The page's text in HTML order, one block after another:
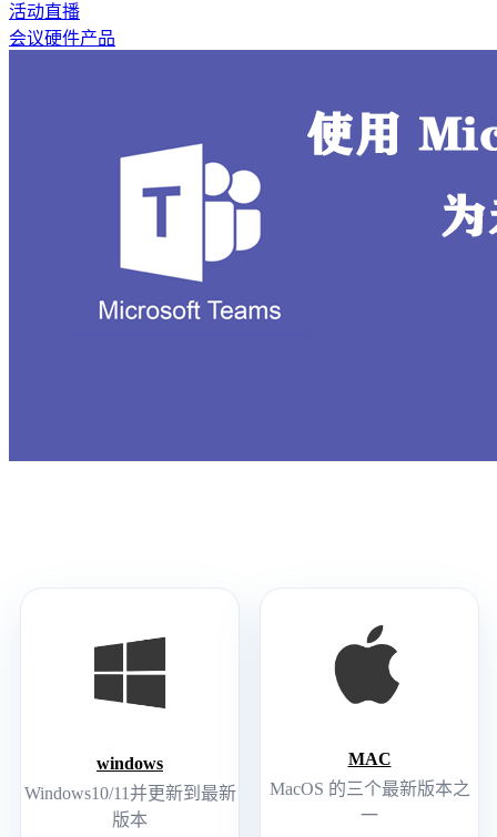
活动直播
会议硬件产品
windows
Windows10/11并更新到最新
版本
MAC
MacOS 的三个最新版本之
一